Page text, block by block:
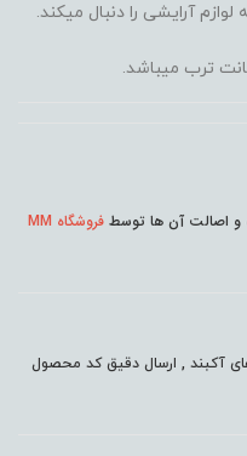
آرایشی را دنبال میکند.
ترب میباشد.
و اصالت آن ها توسط فروشگاه MM
آکبند , ارسال دقیق کد محصول